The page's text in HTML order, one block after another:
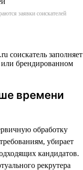
заявки соискателей
времени
обработку
убирает
кандидатов.
рекрутера